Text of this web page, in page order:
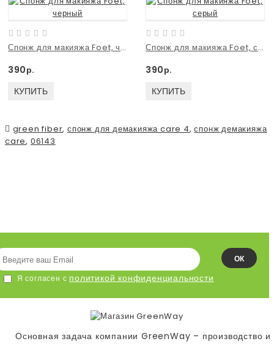
Спонж для макияжа Foet, черный
390р.
КУПИТЬ
Спонж для макияжа Foet, серый
390р.
КУПИТЬ
green fiber,спонж для демакияжа care 4,спонж демакияжа
care, 06143
ОК
Я согласен с политикой конфиденциальности
Основная задача компании GreenWay – производство и